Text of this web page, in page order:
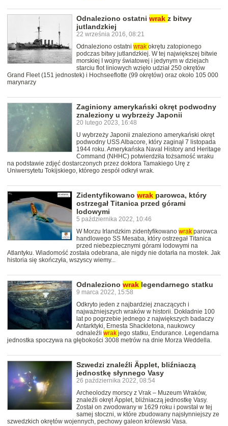
Odnaleziono ostatni wrak z bitwy
jutlandzkiej
22 września 2016, 08:21
Odnaleziono ostatni wrak okrętu zatopionego
podczas bitwy jutlandzkiej. W tej największej bitwie
morskiej I wojny światowej i jedynym w dziejach
starciu flot liniowych wzięło udział 250 okrętów
Grand Fleet (151 jednostek) i Hochseeflotte (99 okrętów) oraz około 105 000
marynarzy
Zaginiony amerykański okręt podwodny
znaleziony u wybrzeży Japonii
20 lutego 2023, 16:48
U wybrzeży Japonii znaleziono amerykański okręt
podwodny USS Albacore, który zaginął 7 listopada
1944 roku. Amerykańska Naval History and Heritage
Command (NHHC) potwierdziła tożsamość wraku
na podstawie zdjęć dostarczonych przez doktora Tamakiego Urę z
Uniwersytetu Tokijskiego, którego zespół odkrył wrak.
Zidentyfikowano wrak parowca, który
ostrzegał Titanica przed górami
lodowymi
5 października 2022, 10:46
W Morzu Irlandzkim zidentyfikowano wrak parowca
handlowego SS Mesaba, który ostrzegał Titanica
przed niebezpiecznymi górami lodowymi na
Atlantyku. Wiadomość została odebrana, ale nigdy nie dotarła na mostek. Jak
historia się skończyła, wszyscy wiemy...
Odnaleziono wrak legendarnego statku
9 marca 2022, 15:58
Odkryto jeden z najbardziej znaczących i
najważniejszych wraków w historii. Dokładnie 100
lat po pogrzebie jednego z największych badaczy
Antarktyki, Ernesta Shackletona, naukowcy
odnaleźli wrak jego statku, Endurance. Legendarna
jednostka spoczywa na głębokości 3008 metrów na dnie Morza Weddella.
Szwedzi znaleźli Äpplet, bliźniaczą
jednostkę słynnego Vasy
26 października 2022, 08:54
Archeolodzy morscy z Vrak – Muzeum Wraków,
znaleźli okręt Äpplet, bliźniaczą jednostkę Vasy.
Został on zwodowany w 1629 roku i powstał w tej
samej stoczni, w które zbudowany najsłynniejszy ze
szwedzkich okrętów wojennych, pechowy galeon królewski Vasa.